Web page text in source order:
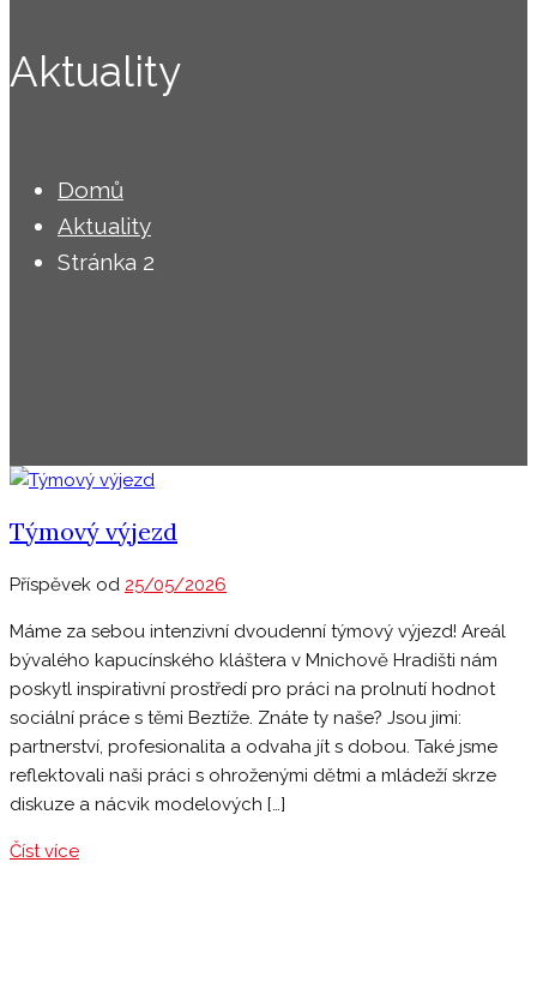
Aktuality
Domů
Aktuality
Stránka 2
Týmový výjezd
Příspěvek od 25/05/2026
Máme za sebou intenzivní dvoudenní týmový výjezd! Areál
bývalého kapucínského kláštera v Mnichově Hradišti nám
poskytl inspirativní prostředí pro práci na prolnutí hodnot
sociální práce s těmi Beztíže. Znáte ty naše? Jsou jimi:
partnerství, profesionalita a odvaha jít s dobou. Také jsme
reflektovali naši práci s ohroženými dětmi a mládeží skrze
diskuze a nácvik modelových […]
Číst více